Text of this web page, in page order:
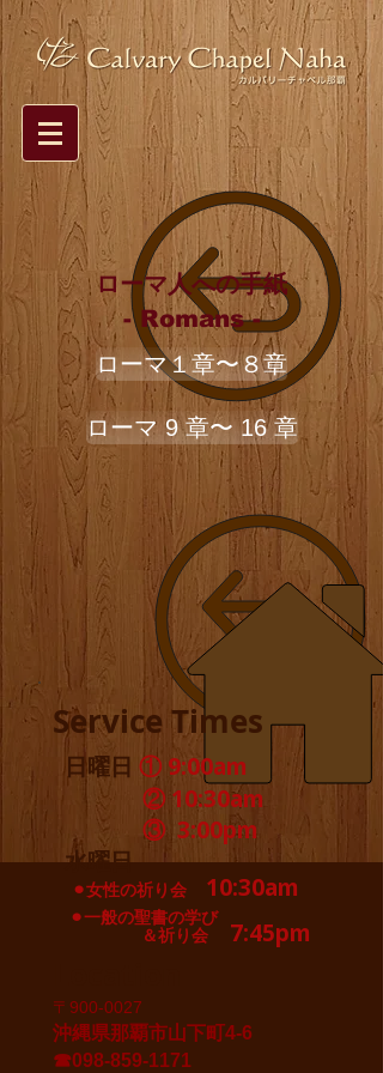
ローマ人への手紙
- Romans -
ローマ１章〜８章
ローマ 9 章〜 16 章
Service Times
日曜日 ① 9:00am
② 10:30am
③ 3:00pm
水曜日
⚫︎女性の祈り会 10:30am
⚫︎一般の聖書の学び
＆祈り会 7:45pm
〒900-0027
​沖縄県那覇市山下町4-6
☎︎098-859-1171